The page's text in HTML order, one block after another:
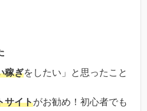
稼ぎをしたい」と思ったこと
サイトがお勧め！初心者でも